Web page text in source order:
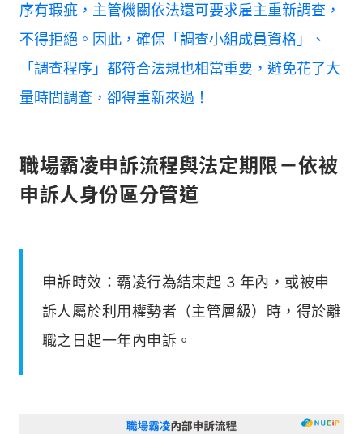
序有瑕疵，主管機關依法還可要求雇主重新調查，
不得拒絕。因此，確保「調查小組成員資格」、
「調查程序」都符合法規也相當重要，避免花了大
量時間調查，卻得重新來過！
職場霸凌申訴流程與法定期限－依被
申訴人身份區分管道
申訴時效：霸凌行為結束起 3 年內，或被申
訴人屬於利用權勢者（主管層級）時，得於離
職之日起一年內申訴。